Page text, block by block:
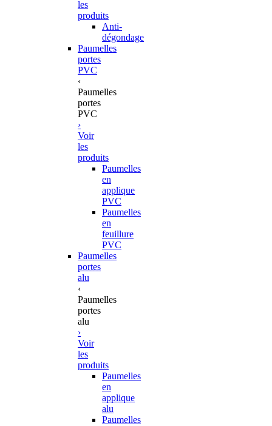
les
produits
Anti-
dégondage
Paumelles
portes
PVC
‹
Paumelles
portes
PVC
›
Voir
les
produits
Paumelles
en
applique
PVC
Paumelles
en
feuillure
PVC
Paumelles
portes
alu
‹
Paumelles
portes
alu
›
Voir
les
produits
Paumelles
en
applique
alu
Paumelles